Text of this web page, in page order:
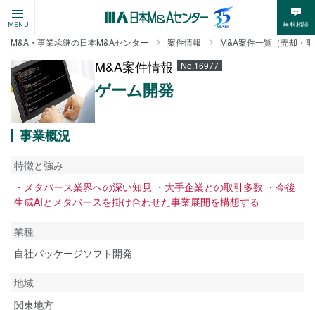
MENU 無料相談
M&A・事業承継の日本M&Aセンター 案件情報 M&A案件一覧（売却・
M&A案件情報 No.16977
ゲーム開発
事業概況
特徴と強み
・メタバース業界への深い知見 ・大手企業との取引多数 ・今後
生成AIとメタバースを掛け合わせた事業展開を構想する
業種
自社パッケージソフト開発
地域
関東地方